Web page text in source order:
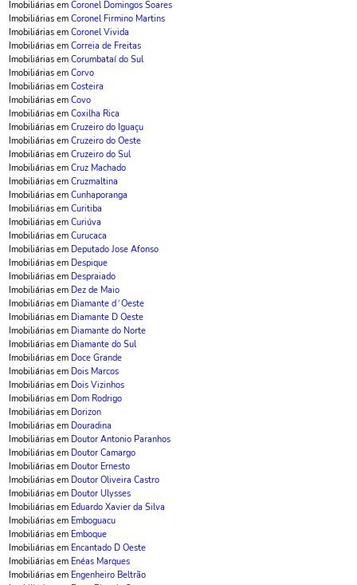
Imobiliárias em Coronel Domingos Soares
Imobiliárias em Coronel Firmino Martins
Imobiliárias em Coronel Vivida
Imobiliárias em Correia de Freitas
Imobiliárias em Corumbataí do Sul
Imobiliárias em Corvo
Imobiliárias em Costeira
Imobiliárias em Covo
Imobiliárias em Coxilha Rica
Imobiliárias em Cruzeiro do Iguaçu
Imobiliárias em Cruzeiro do Oeste
Imobiliárias em Cruzeiro do Sul
Imobiliárias em Cruz Machado
Imobiliárias em Cruzmaltina
Imobiliárias em Cunhaporanga
Imobiliárias em Curitiba
Imobiliárias em Curiúva
Imobiliárias em Curucaca
Imobiliárias em Deputado Jose Afonso
Imobiliárias em Despique
Imobiliárias em Despraiado
Imobiliárias em Dez de Maio
Imobiliárias em Diamante d´Oeste
Imobiliárias em Diamante D Oeste
Imobiliárias em Diamante do Norte
Imobiliárias em Diamante do Sul
Imobiliárias em Doce Grande
Imobiliárias em Dois Marcos
Imobiliárias em Dois Vizinhos
Imobiliárias em Dom Rodrigo
Imobiliárias em Dorizon
Imobiliárias em Douradina
Imobiliárias em Doutor Antonio Paranhos
Imobiliárias em Doutor Camargo
Imobiliárias em Doutor Ernesto
Imobiliárias em Doutor Oliveira Castro
Imobiliárias em Doutor Ulysses
Imobiliárias em Eduardo Xavier da Silva
Imobiliárias em Emboguacu
Imobiliárias em Emboque
Imobiliárias em Encantado D Oeste
Imobiliárias em Enéas Marques
Imobiliárias em Engenheiro Beltrão